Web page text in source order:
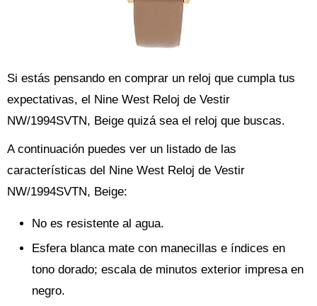
Si estás pensando en comprar un reloj que cumpla tus
expectativas, el Nine West Reloj de Vestir
NW/1994SVTN, Beige quizá sea el reloj que buscas.
A continuación puedes ver un listado de las
características del Nine West Reloj de Vestir
NW/1994SVTN, Beige:
No es resistente al agua.
Esfera blanca mate con manecillas e índices en
tono dorado; escala de minutos exterior impresa en
negro.